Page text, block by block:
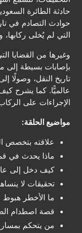
حادثة الطائرة
حوادث التصادم في
التي لم يُخلى ركابها،
وغيرها من القضايا
بإصابات بسيطة إلى
تاريخ النقل، وصولًا
عالميًّا. كما يشرح كيف
الإجراءات على
مواضيع الحلقة:
علاقته بتخصص
ماذا يحدث في
كيف دخل إلى
تحقيقات لا
ما الأخطر هبوط
قصة اصطدام
من يتحكم